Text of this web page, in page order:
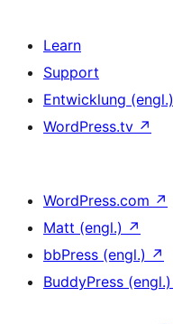
Learn
Support
Entwicklung (engl.)
WordPress.tv ↗
WordPress.com ↗
Matt (engl.) ↗
bbPress (engl.) ↗
BuddyPress (engl.)